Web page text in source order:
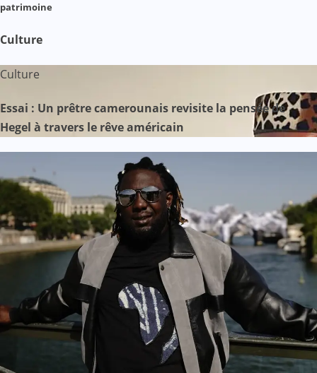
patrimoine
Culture
Culture
Essai : Un prêtre camerounais revisite la pensée de
Hegel à travers le rêve américain